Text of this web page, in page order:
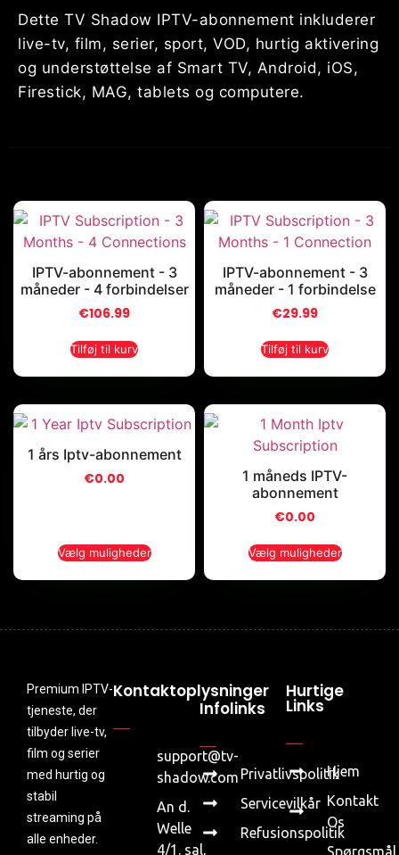
Dette TV Shadow IPTV-abonnement inkluderer
live-tv, film, serier, sport, VOD, hurtig aktivering
og understøttelse af Smart TV, Android, iOS,
Firestick, MAG, tablets og computere.
IPTV-abonnement - 3
måneder - 4 forbindelser
€106.99
Tilføj til kurv
IPTV-abonnement - 3
måneder - 1 forbindelse
€29.99
Tilføj til kurv
1 års Iptv-abonnement
€0.00
Vælg muligheder
1 måneds IPTV-
abonnement
€0.00
Vælg muligheder
Premium IPTV-
tjeneste, der
tilbyder live-tv,
film og serier
med hurtig og
stabil
streaming på
alle enheder.
Kontaktoplysninger
support@tv-
shadow.com
An d.
Welle
4/1. sal,
Infolinks
Privatlivspolitik
Servicevilkår
Refusionspolitik
Hurtige
Links
Hjem
Kontakt
Os
Spørgsmål